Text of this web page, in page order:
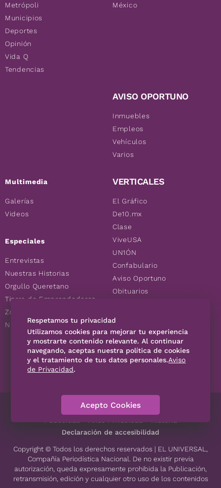
Metrópoli
Municipios
Deportes
Opinión
Vida Q
Tendencias
Multimedia
Galerías
Videos
Especiales
Entrevistas
Nuestras Historias
Orgullo Queretano
Tierra de Emprendedores
Zoociales
Nuevos Queretanos
México
AVISO OPORTUNO
Inmuebles
Empleos
Vehículos
Varios
VERTICALES
El Gráfico
De10.mx
Clase
ViveUSA
UN1ÓN
Confabulario
Aviso Oportuno
Obituarios
Consultas
SÍGUENOS
Contáctanos Código de Ética
Declaración de accesibilidad
Copyright © Todos los derechos reservados | EL UNIVERSAL,
Compañía Periodística Nacional. De no existir previa
autorización, queda expresamente prohibida la Publicación,
retransmisión, edición y cualquier otro uso de los contenidos
Respetamos tu privacidad
Utilizamos cookies para mejorar tu experiencia
y mostrarte contenido relevante. Al continuar
navegando, aceptas nuestra política de cookies
y el tratamiento de tus datos personales.Aviso
de Privacidad.
Acepto Cookies